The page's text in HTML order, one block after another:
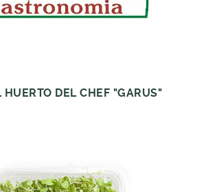
HUERTO DEL CHEF "GARUS"